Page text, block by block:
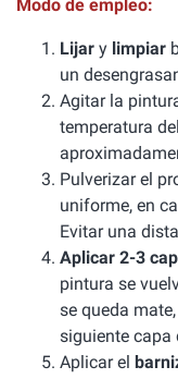
Modo de empleo:
Lijar y limpiar
un
Agitar la
temperatura
Pulverizar el
uniforme, en
Evitar una
Aplicar 2-3
pintura se
se queda
siguiente capa
Aplicar el